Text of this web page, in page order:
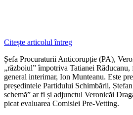
Citește articolul întreg
Șefa Procuraturii Anticorupție (PA),
„războiul” împotriva Tatianei
general interimar, Ion Munteanu. Este
președintele Partidului Schimbării,
schemă” ar fi și adjunctul Veronicăi
picat evaluarea Comisiei Pre-Vetting.